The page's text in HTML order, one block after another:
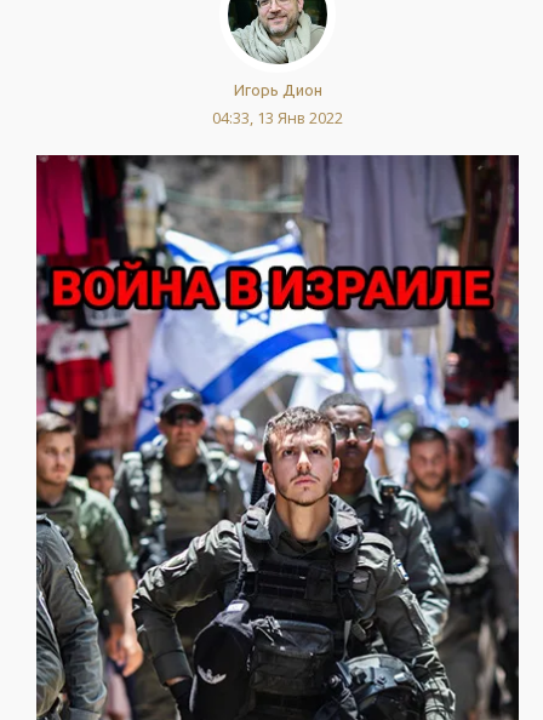
Игорь Дион
04:33, 13 Янв 2022